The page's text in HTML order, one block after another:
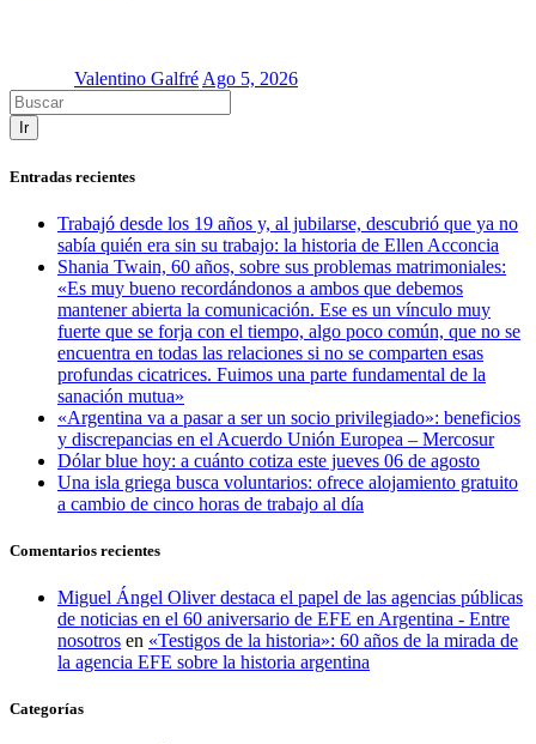
Valentino GalfréAgo 5, 2026
Ir
Entradas recientes
Trabajó desde los 19 años y, al jubilarse, descubrió que ya no
sabía quién era sin su trabajo: la historia de Ellen Acconcia
Shania Twain, 60 años, sobre sus problemas matrimoniales:
«Es muy bueno recordándonos a ambos que debemos
mantener abierta la comunicación. Ese es un vínculo muy
fuerte que se forja con el tiempo, algo poco común, que no se
encuentra en todas las relaciones si no se comparten esas
profundas cicatrices. Fuimos una parte fundamental de la
sanación mutua»
«Argentina va a pasar a ser un socio privilegiado»: beneficios
y discrepancias en el Acuerdo Unión Europea – Mercosur
Dólar blue hoy: a cuánto cotiza este jueves 06 de agosto
Una isla griega busca voluntarios: ofrece alojamiento gratuito
a cambio de cinco horas de trabajo al día
Comentarios recientes
Miguel Ángel Oliver destaca el papel de las agencias públicas
de noticias en el 60 aniversario de EFE en Argentina - Entre
nosotros en «Testigos de la historia»: 60 años de la mirada de
la agencia EFE sobre la historia argentina
Categorías